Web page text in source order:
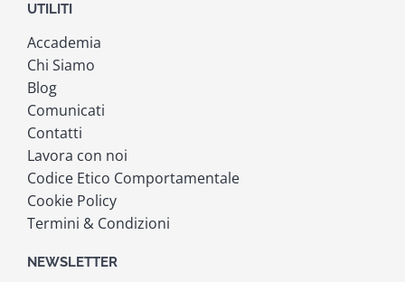
UTILITI
Accademia
Chi Siamo
Blog
Comunicati
Contatti
Lavora con noi
Codice Etico Comportamentale
Cookie Policy
Termini & Condizioni
NEWSLETTER